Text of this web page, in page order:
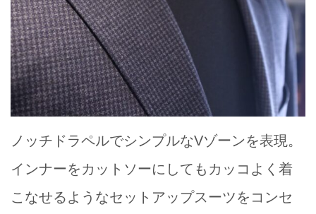
ノッチドラペルでシンプルなVゾーンを表現。
インナーをカットソーにしてもカッコよく着
こなせるようなセットアップスーツをコンセ